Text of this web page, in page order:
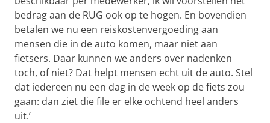
bedrag aan de RUG ook op te hogen. En bovendien
betalen we nu een reiskostenvergoeding aan
mensen die in de auto komen, maar niet aan
fietsers. Daar kunnen we anders over nadenken
toch, of niet? Dat helpt mensen echt uit de auto. Stel
dat iedereen nu een dag in de week op de fiets zou
gaan: dan ziet die file er elke ochtend heel anders
uit.’